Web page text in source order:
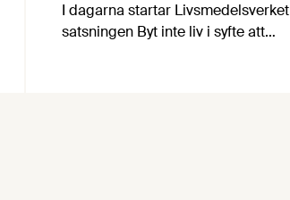
I dagarna startar Livsmedelsverket
satsningen Byt inte liv i syfte att